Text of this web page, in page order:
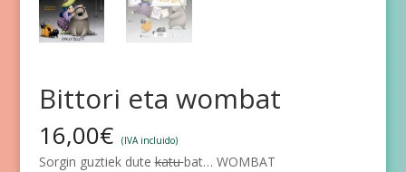
Bittori eta wombat
16,00€ (IVA incluido)
Sorgin guztiek dutekatubat… WOMBAT